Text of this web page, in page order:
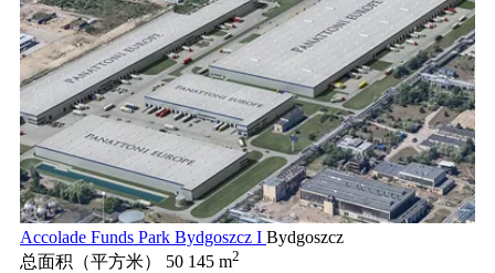
Accolade Funds Park Bydgoszcz I Bydgoszcz
总面积（平方米）
50 145 m2